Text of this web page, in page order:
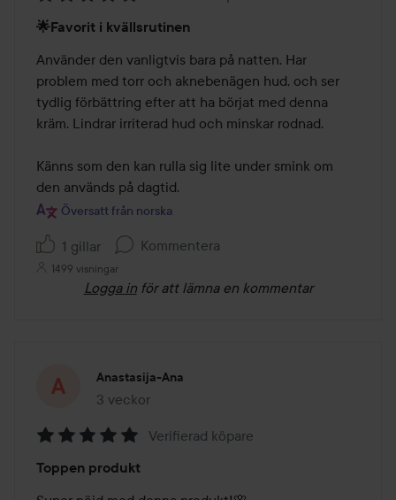
5
av
5
🌟Favorit i kvällsrutinen
Använder den vanligtvis bara på natten. Har
problem med torr och aknebenägen hud, och ser
tydlig förbättring efter att ha börjat med denna
kräm. Lindrar irriterad hud och minskar rodnad.
Känns som den kan rulla sig lite under smink om
den används på dagtid.
Översatt från norska
1 gillar Kommentera
1499 visningar
Logga in för att lämna en kommentar
Anastasija-Ana
3 veckor
Inlägget skapades 3 veckor
5
Verifierad köpare
Toppen produkt